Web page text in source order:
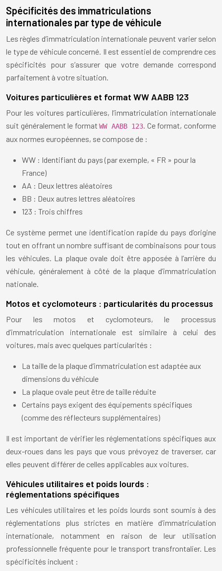
Spécificités des immatriculations
internationales par type de véhicule
Les règles d’immatriculation internationale peuvent varier selon
le type de véhicule concerné. Il est essentiel de comprendre ces
spécificités pour s’assurer que votre demande correspond
parfaitement à votre situation.
Voitures particulières et format WW AABB 123
Pour les voitures particulières, l’immatriculation internationale
suit généralement le formatWW AABB 123. Ce format, conforme
aux normes européennes, se compose de :
WW : Identifiant du pays (par exemple, « FR » pour la
France)
AA : Deux lettres aléatoires
BB : Deux autres lettres aléatoires
123 : Trois chiffres
Ce système permet une identification rapide du pays d’origine
tout en offrant un nombre suffisant de combinaisons pour tous
les véhicules. La plaque ovale doit être apposée à l’arrière du
véhicule, généralement à côté de la plaque d’immatriculation
nationale.
Motos et cyclomoteurs : particularités du processus
Pour les motos et cyclomoteurs, le processus
d’immatriculation internationale est similaire à celui des
voitures, mais avec quelques particularités :
La taille de la plaque d’immatriculation est adaptée aux
dimensions du véhicule
La plaque ovale peut être de taille réduite
Certains pays exigent des équipements spécifiques
(comme des réflecteurs supplémentaires)
Il est important de vérifier les réglementations spécifiques aux
deux-roues dans les pays que vous prévoyez de traverser, car
elles peuvent différer de celles applicables aux voitures.
Véhicules utilitaires et poids lourds :
réglementations spécifiques
Les véhicules utilitaires et les poids lourds sont soumis à des
réglementations plus strictes en matière d’immatriculation
internationale, notamment en raison de leur utilisation
professionnelle fréquente pour le transport transfrontalier. Les
spécificités incluent :